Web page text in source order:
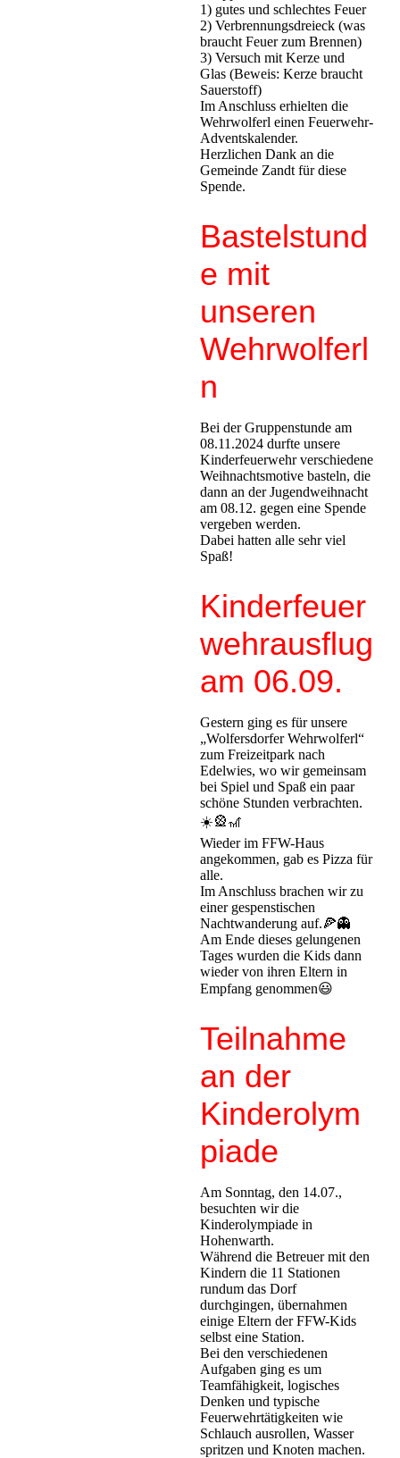
1) gutes und schlechtes Feuer
2) Verbrennungsdreieck (was
braucht Feuer zum Brennen)
3) Versuch mit Kerze und
Glas (Beweis: Kerze braucht
Sauerstoff)
Im Anschluss erhielten die
Wehrwolferl einen Feuerwehr-
Adventskalender.
Herzlichen Dank an die
Gemeinde Zandt für diese
Spende.
Bastelstund
e mit
unseren
Wehrwolferl
n
Bei der Gruppenstunde am
08.11.2024 durfte unsere
Kinderfeuerwehr verschiedene
Weihnachtsmotive basteln, die
dann an der Jugendweihnacht
am 08.12. gegen eine Spende
vergeben werden.
Dabei hatten alle sehr viel
Spaß!
Kinderfeuer
wehrausflug
am 06.09.
Gestern ging es für unsere
„Wolfersdorfer Wehrwolferl“
zum Freizeitpark nach
Edelwies, wo wir gemeinsam
bei Spiel und Spaß ein paar
schöne Stunden verbrachten.
☀️🎡🎢
Wieder im FFW-Haus
angekommen, gab es Pizza für
alle.
Im Anschluss brachen wir zu
einer gespenstischen
Nachtwanderung auf.🍕👻
Am Ende dieses gelungenen
Tages wurden die Kids dann
wieder von ihren Eltern in
Empfang genommen😃
Teilnahme
an der
Kinderolym
piade
Am Sonntag, den 14.07.,
besuchten wir die
Kinderolympiade in
Hohenwarth.
Während die Betreuer mit den
Kindern die 11 Stationen
rundum das Dorf
durchgingen, übernahmen
einige Eltern der FFW-Kids
selbst eine Station.
Bei den verschiedenen
Aufgaben ging es um
Teamfähigkeit, logisches
Denken und typische
Feuerwehrtätigkeiten wie
Schlauch ausrollen, Wasser
spritzen und Knoten machen.